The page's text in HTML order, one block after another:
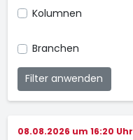
Kolumnen
Branchen
Filter anwenden
08.08.2026 um 16:20 Uhr